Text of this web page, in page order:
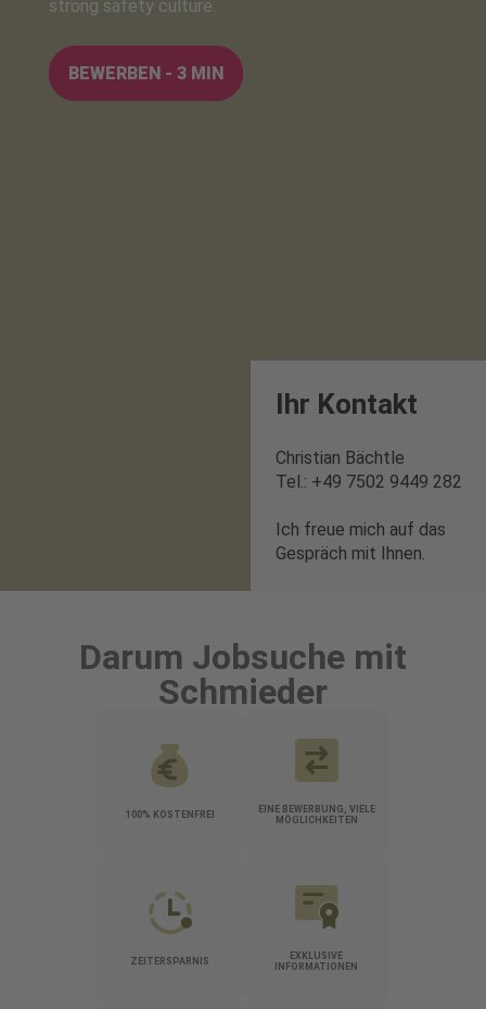
strong safety culture.
BEWERBEN - 3 MIN
Ihr Kontakt
Christian Bächtle
Tel.: +49 7502 9449 282
Ich freue mich auf das
Gespräch mit Ihnen.
Darum Jobsuche mit
Schmieder
100% KOSTENFREI
EINE BEWERBUNG, VIELE
MÖGLICHKEITEN
ZEITERSPARNIS
EXKLUSIVE
INFORMATIONEN